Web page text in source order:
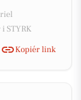
STYRK
Kopiér link